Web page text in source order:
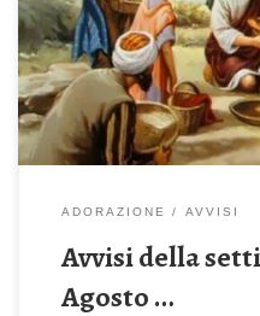
Lunedì 3 Agosto 2026 ore
19:00 – Celebrazione Santa
[…]
ADORAZIONE AVVISI
Avvisi della
Agosto …